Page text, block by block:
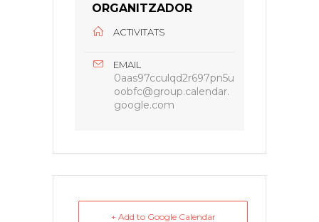
ORGANITZADOR
ACTIVITATS
EMAIL
0aas97cculqd2r697pn5u
oobfc@group.calendar.
google.com
+ Add to Google Calendar